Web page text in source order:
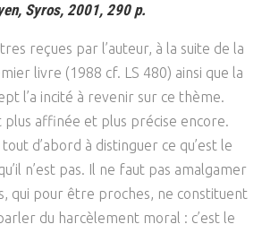
Syros, 2001, 290 p.
reçues par l’auteur, à la suite de la
livre (1988 cf. LS 480) ainsi que la
l’a incité à revenir sur ce thème.
affinée et plus précise encore.
tout d’abord à distinguer ce qu’est le
n’est pas. Il ne faut pas amalgamer
qui pour être proches, ne constituent
du harcèlement moral : c’est le